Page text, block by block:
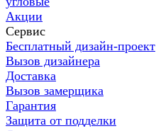
Акции
Сервис
Бесплатный дизайн-проект
Вызов дизайнера
Доставка
Вызов замерщика
Гарантия
Защита от подделки